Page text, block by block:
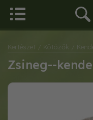
Kertészet / Kötözők /
Zsineg--